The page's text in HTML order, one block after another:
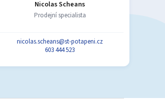
Nicolas Scheans
Prodejní specialista
nicolas.scheans@st-potapeni.cz
603 444 523